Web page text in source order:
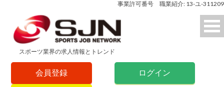
事業許可番号 職業紹介: 13-ユ-311209
スポーツ業界の求人情報とトレンド
会員登録 ログイン